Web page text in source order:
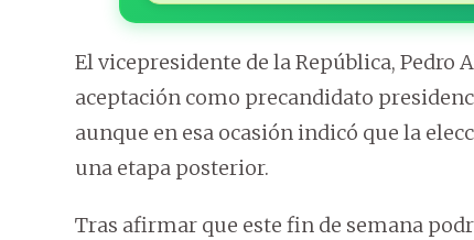
El vicepresidente de la República, Pedro
aceptación como precandidato
aunque en esa ocasión indicó que la
una etapa posterior.
Tras afirmar que este fin de semana